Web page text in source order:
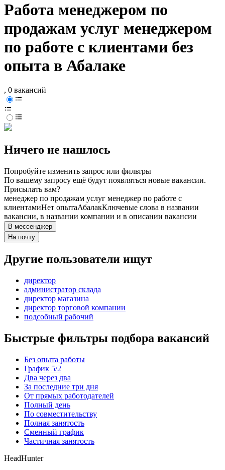
Работа менеджером по
продажам услуг менеджером
по работе с клиентами без
опыта в Абалаке
, 0 вакансий
Ничего не нашлось
Попробуйте изменить запрос или фильтры
По вашему запросу ещё будут появляться новые вакансии.
Присылать вам?
менеджер по продажам услуг менеджер по работе с
клиентамиНет опытаАбалакКлючевые слова в названии
вакансии, в названии компании и в описании вакансии
В мессенджер
На почту
Другие пользователи ищут
директор
администратор склада
директор магазина
директор торговой компании
подсобный рабочий
Быстрые фильтры подбора вакансий
Без опыта работы
График 5/2
Два через два
За последние три дня
От прямых работодателей
Полный день
По совместительству
Полная занятость
Сменный график
Частичная занятость
HeadHunter